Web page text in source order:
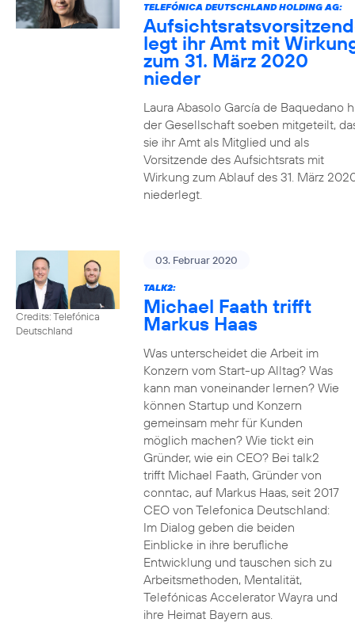
TELEFÓNICA DEUTSCHLAND HOLDING AG:
legt ihr Amt mit
zum 31. März 2020
nieder
Laura Abasolo García de Baquedano
der Gesellschaft soeben mitgeteilt,
sie ihr Amt als Mitglied und als
Vorsitzende des Aufsichtsrats mit
Wirkung zum Ablauf des 31. März
niederlegt.
Credits: Telefónica
Deutschland
03. Februar 2020
TALK2:
Michael Faath trifft
Markus Haas
Was unterscheidet die Arbeit im
Konzern vom Start-up Alltag? Was
kann man voneinander lernen? Wie
können Startup und Konzern
gemeinsam mehr für Kunden
möglich machen? Wie tickt ein
Gründer, wie ein CEO? Bei talk2
trifft Michael Faath, Gründer von
conntac, auf Markus Haas, seit 2017
CEO von Telefonica Deutschland:
Im Dialog geben die beiden
Einblicke in ihre berufliche
Entwicklung und tauschen sich zu
Arbeitsmethoden, Mentalität,
Telefónicas Accelerator Wayra und
ihre Heimat Bayern aus.